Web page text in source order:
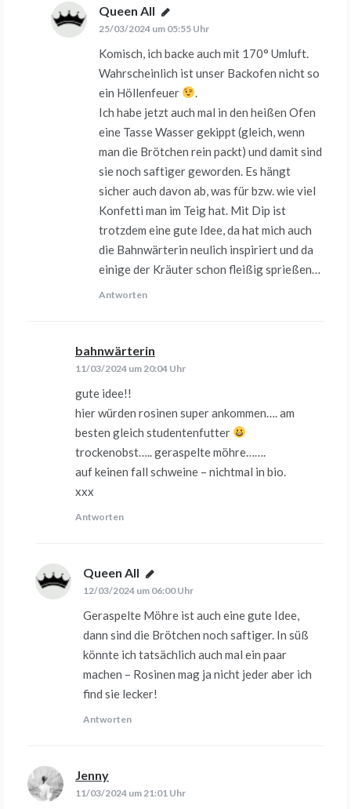
Queen All sagt:
25/03/2024 um 05:55 Uhr
Komisch, ich backe auch mit 170° Umluft.
Wahrscheinlich ist unser Backofen nicht so
ein Höllenfeuer
.
Ich habe jetzt auch mal in den heißen Ofen
eine Tasse Wasser gekippt (gleich, wenn
man die Brötchen rein packt) und damit sind
sie noch saftiger geworden. Es hängt
sicher auch davon ab, was für bzw. wie viel
Konfetti man im Teig hat. Mit Dip ist
trotzdem eine gute Idee, da hat mich auch
die Bahnwärterin neulich inspiriert und da
einige der Kräuter schon fleißig sprießen…
Antworten
bahnwärterin
11/03/2024 um 20:04 Uhr
gute idee!!
hier würden rosinen super ankommen…. am
besten gleich studentenfutter
trockenobst….. geraspelte möhre…….
auf keinen fall schweine – nichtmal in bio.
xxx
Antworten
Queen All sagt:
12/03/2024 um 06:00 Uhr
Geraspelte Möhre ist auch eine gute Idee,
dann sind die Brötchen noch saftiger. In süß
könnte ich tatsächlich auch mal ein paar
machen – Rosinen mag ja nicht jeder aber ich
find sie lecker!
Antworten
Jenny
11/03/2024 um 21:01 Uhr